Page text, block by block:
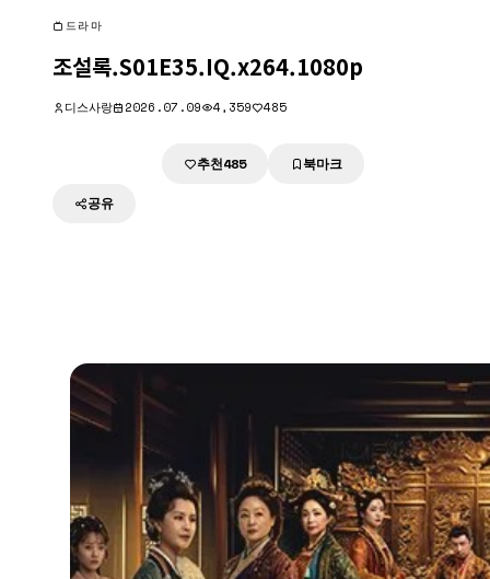
드라마
조설록.S01E35.IQ.x264.1080p
디스사랑 2026.07.09 4,359 485
추천485 북마크
공유